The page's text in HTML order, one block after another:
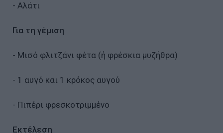
- Αλάτι
Για τη γέμιση
- Μισό φλιτζάνι φέτα (ή φρέσκια µυζήθρα)
- 1 αυγό και 1 κρόκος αυγού
- Πιπέρι φρεσκοτριµµένο
Εκτέλεση